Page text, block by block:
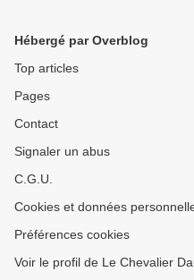
Hébergé par Overblog
Top articles
Pages
Contact
Signaler un abus
C.G.U.
Cookies et données
Préférences cookies
Voir le profil de Le Chevalier